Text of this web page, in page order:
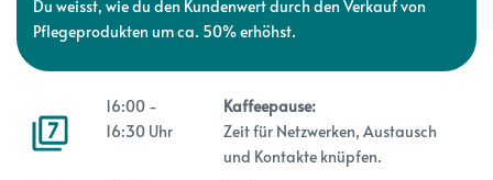
Du weisst, wie du den Kundenwert durch den Verkauf von
Pflegeprodukten um ca. 50% erhöhst.
16:00 -
16:30 Uhr
Kaffeepause:
Zeit für Netzwerken, Austausch
und Kontakte knüpfen.